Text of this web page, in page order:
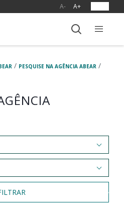
A- A+
/ PESQUISE NA AGÊNCIA ABEAR /